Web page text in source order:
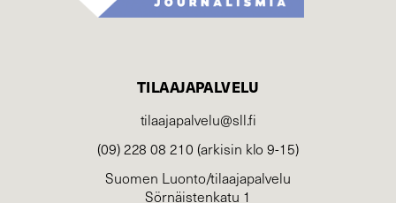
TILAAJAPALVELU
tilaajapalvelu@sll.fi
(09) 228 08 210 (arkisin klo 9-15)
Suomen Luonto/tilaajapalvelu
Sörnäistenkatu 1